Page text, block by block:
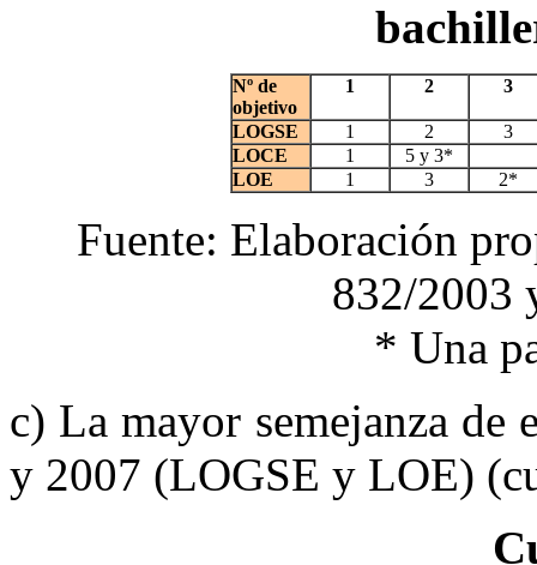
Nº de
objetivo
1 2 3
LOGSE 1 2
3
LOCE
1
5 y 3*
LOE
1 3 2*
Fuente: Elaboración
832/2003
* Una
c) La mayor semejanza de
y 2007 (LOGSE y LOE)